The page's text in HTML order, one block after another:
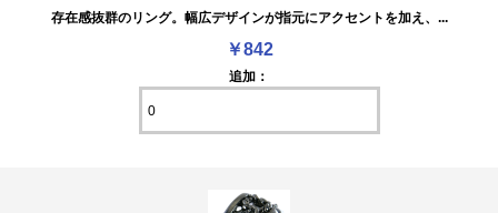
存在感抜群のリング。幅広デザインが指元にアクセントを加え、...
￥842
追加：